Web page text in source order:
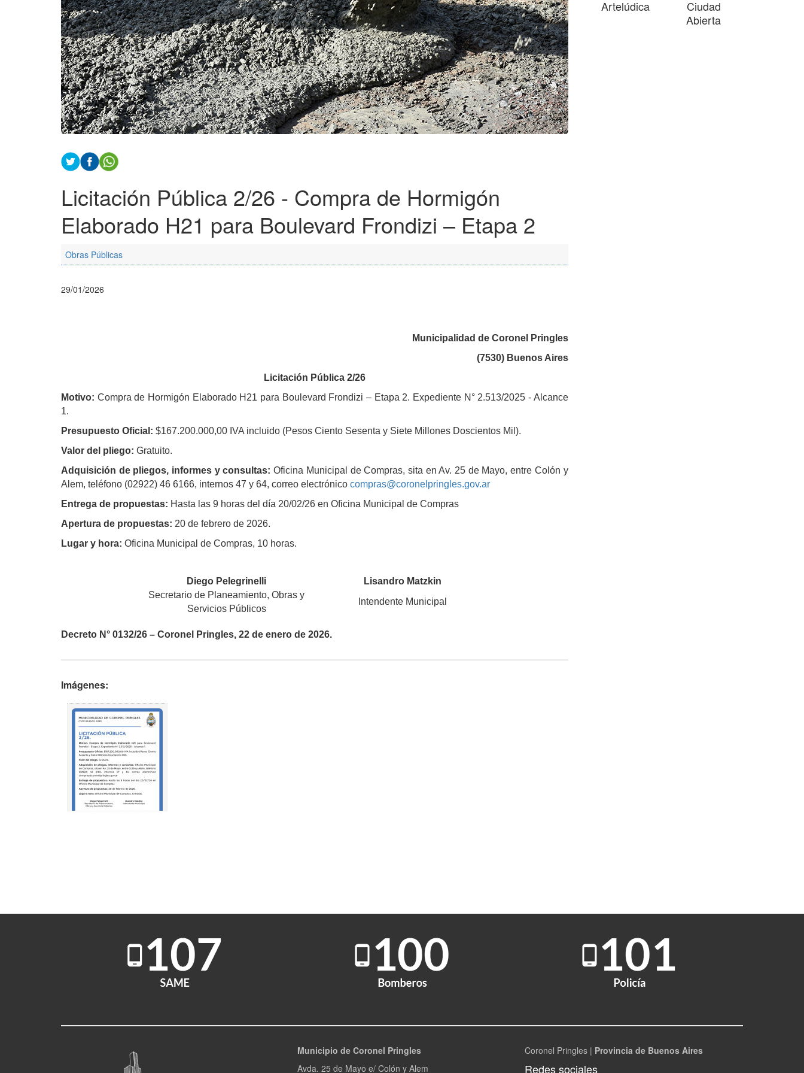
Licitación Pública 2/26 - Compra de Hormigón
Elaborado H21 para Boulevard Frondizi – Etapa 2
Obras Públicas
29/01/2026
Municipalidad de Coronel Pringles
(7530) Buenos Aires
Licitación Pública 2/26
Motivo: Compra de Hormigón Elaborado H21 para Boulevard Frondizi – Etapa 2. Expediente N° 2.513/2025 - Alcance
1.
Presupuesto Oficial: $167.200.000,00 IVA incluido (Pesos Ciento Sesenta y Siete Millones Doscientos Mil).
Valor del pliego: Gratuito.
Adquisición de pliegos, informes y consultas: Oficina Municipal de Compras, sita en Av. 25 de Mayo, entre Colón y
Alem, teléfono (02922) 46 6166, internos 47 y 64, correo electrónico compras@coronelpringles.gov.ar
Entrega de propuestas: Hasta las 9 horas del día 20/02/26 en Oficina Municipal de Compras
Apertura de propuestas: 20 de febrero de 2026.
Lugar y hora: Oficina Municipal de Compras, 10 horas.
Diego Pelegrinelli
Lisandro Matzkin
Secretario de Planeamiento, Obras y
Servicios Públicos
Intendente Municipal
Decreto N° 0132/26 – Coronel Pringles, 22 de enero de 2026.
Imágenes:
Artelúdica
Ciudad
Abierta
Municipio de Coronel Pringles
Avda. 25 de Mayo e/ Colón y Alem
Coronel Pringles | Provincia de Buenos Aires
Redes sociales